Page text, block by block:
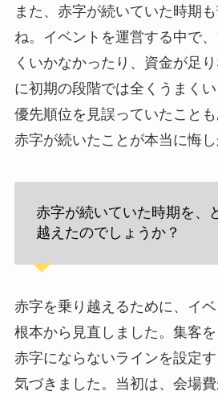
また、赤字が続いていた時期
ね。イベントを運営する中で
くいかなかったり、資金が足
に初期の段階では全くうまくい
優先順位を見誤っていたことも
赤字が続いたことが本当に悔し
赤字が続いていた時期を、
越えたのでしょうか？
赤字を乗り越えるために、イ
根本から見直しました。集客を
赤字にならないラインを設定
気づきました。当初は、会場